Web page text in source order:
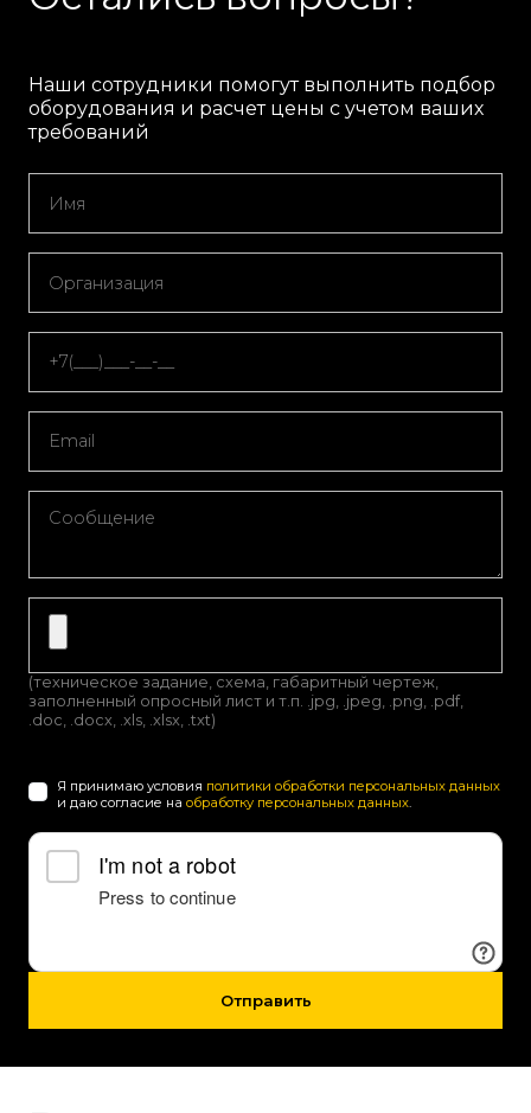
Наши сотрудники помогут выполнить подбор
оборудования и расчет цены с учетом ваших
требований
(техническое задание, схема, габаритный чертеж,
заполненный опросный лист и т.п. .jpg, .jpeg, .png, .pdf,
.doc, .docx, .xls, .xlsx, .txt)
Я принимаю условия политики обработки персональных данных
и даю согласие на обработку персональных данных.
Отправить